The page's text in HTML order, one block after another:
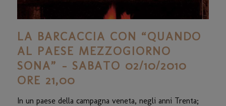
LA BARCACCIA CON “QUANDO
AL PAESE MEZZOGIORNO
SONA” – SABATO 02/10/2010
ORE 21,00
In un paese della campagna veneta, negli anni Trenta;